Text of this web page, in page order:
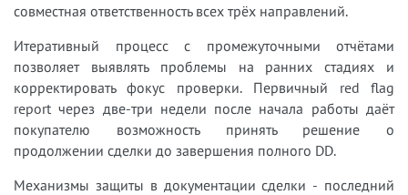
совместная ответственность всех трёх направлений.
Итеративный процесс с промежуточными отчётами
позволяет выявлять проблемы на ранних стадиях и
корректировать фокус проверки. Первичный red flag
report через две-три недели после начала работы даёт
покупателю возможность принять решение о
продолжении сделки до завершения полного DD.
Механизмы защиты в документации сделки - последний